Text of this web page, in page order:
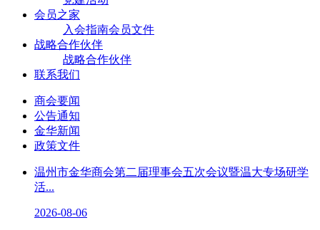
会员之家
入会指南会员文件
战略合作伙伴
战略合作伙伴
联系我们
商会要闻
公告通知
金华新闻
政策文件
温州市金华商会第二届理事会五次会议暨温大专场研学
活...
2026-08-06